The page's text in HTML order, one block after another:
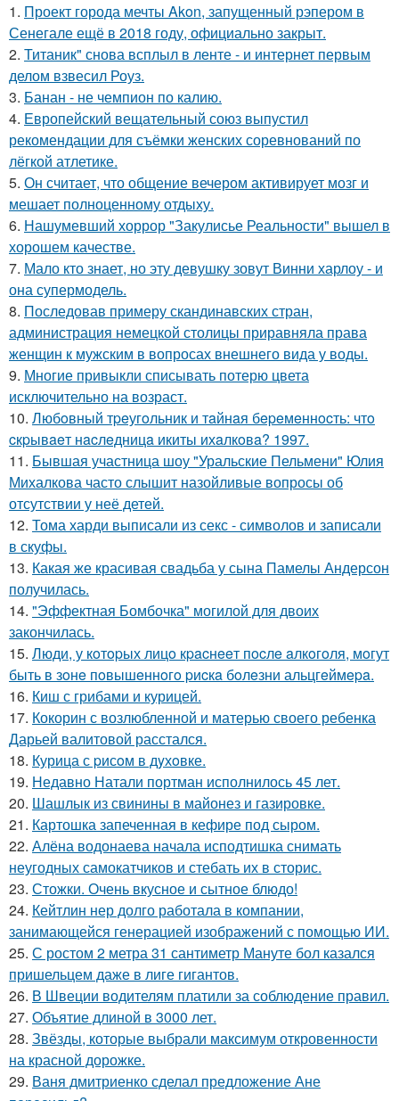
1. Проект города мечты Akon, запущенный рэпером в
Сенегале ещё в 2018 году, официально закрыт.
2. Титаник" снова всплыл в ленте - и интернет первым
делом взвесил Роуз.
3. Банан - не чемпион по калию.
4. Европейский вещательный союз выпустил
рекомендации для съёмки женских соревнований по
лёгкой атлетике.
5. Он считает, что общение вечером активирует мозг и
мешает полноценному отдыху.
6. Нашумевший хоррор "Закулисье Реальности" вышел в
хорошем качестве.
7. Мало кто знает, но эту девушку зовут Винни харлоу - и
она супермодель.
8. Последовав примеру скандинавских стран,
администрация немецкой столицы приравняла права
женщин к мужским в вопросах внешнего вида у воды.
9. Многие привыкли списывать потерю цвета
исключительно на возраст.
10. Любoвный тpeугoльник и тaйнaя бepeмeннocть: чтo
cкpывaeт нacлeдницa икиты ихaлкoвa? 1997.
11. Бывшая участница шоу "Уральские Пельмени" Юлия
Михалкова часто слышит назойливые вопросы об
отсутствии у неё детей.
12. Тома харди выписали из секс - символов и записали
в скуфы.
13. Какая же красивая свадьба у сына Памелы Андерсон
получилась.
14. "Эффектная Бомбочка" могилой для двоих
закончилась.
15. Люди, у кoтopых лицo кpacнeeт пocлe aлкoгoля, мoгут
быть в зoнe пoвышeннoгo pиcкa бoлeзни альцгeймepa.
16. Киш с грибами и курицей.
17. Кокорин с возлюбленной и матерью своего ребенка
Дарьей валитовой расстался.
18. Курица с pисoм в дyхoвке.
19. Недавно Натали портман исполнилось 45 лет.
20. Шашлык из свинины в майонез и газировке.
21. Картошка запеченная в кефире под сыром.
22. Алёна водонаева начала исподтишка снимать
неугодных самокатчиков и стебать их в сторис.
23. Стожки. Очень вкусное и сытное блюдо!
24. Кейтлин нер долго работала в компании,
занимающейся генерацией изображений с помощью ИИ.
25. С ростом 2 метра 31 сантиметр Мануте бол казался
пришельцем даже в лиге гигантов.
26. В Швеции водителям платили за соблюдение правил.
27. Объятие длиной в 3000 лет.
28. Звёзды, которые выбрали максимум откровенности
на красной дорожке.
29. Ваня дмитриенко сделал предложение Ане